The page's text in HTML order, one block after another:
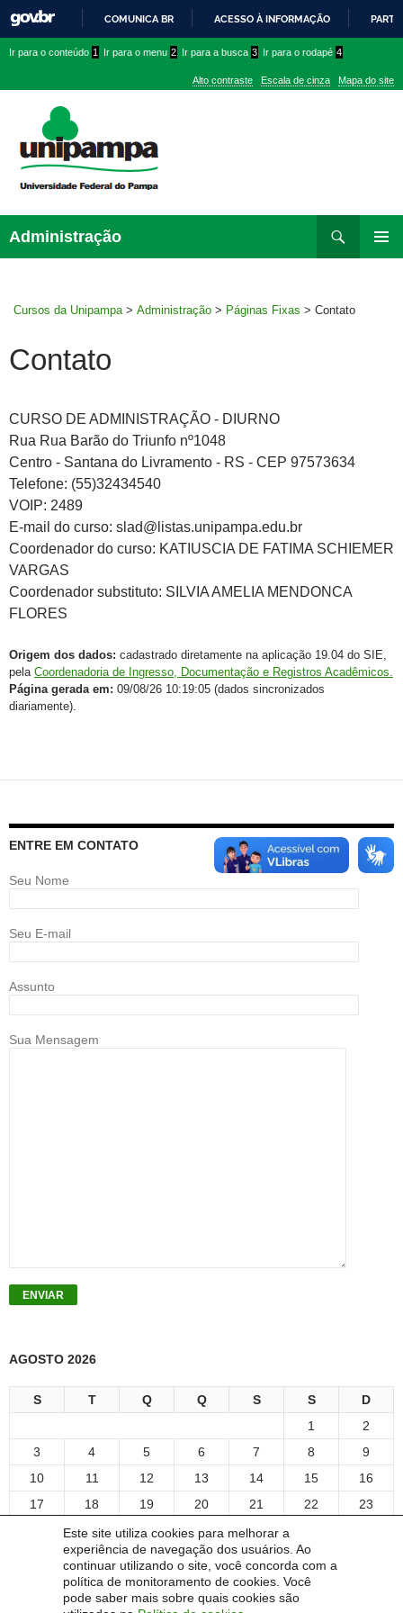
Este site utiliza cookies para melhorar a
experiência de navegação dos usuários. Ao
continuar utilizando o site, você concorda com a
política de monitoramento de cookies. Você
pode saber mais sobre quais cookies são
PARA
CONTEÚDO
COMUNICA BR ACESSO À INFORMAÇÃO
conteúdo
menu
superior
menu
Ir para o conteúdo 1 Ir para o menu 2 Ir para a busca 3 Ir para o rodapé 4
Alto contraste Escala de cinza Mapa do site
Administração
Cursos da Unipampa > Administração > Páginas Fixas > Contato
Contato
CURSO DE ADMINISTRAÇÃO - DIURNO
Rua Rua Barão do Triunfo nº1048
Centro - Santana do Livramento - RS - CEP 97573634
Telefone: (55)32434540
VOIP: 2489
E-mail do curso: slad@listas.unipampa.edu.br
Coordenador do curso: KATIUSCIA DE FATIMA SCHIEMER
VARGAS
Coordenador substituto: SILVIA AMELIA MENDONCA
FLORES
Origem dos dados: cadastrado diretamente na aplicação 19.04 do SIE,
pela Coordenadoria de Ingresso, Documentação e Registros Acadêmicos.
Página gerada em: 09/08/26 10:19:05 (dados sincronizados
diariamente).
ENTRE EM CONTATO
Seu Nome
Seu E-mail
Assunto
Sua Mensagem
AGOSTO 2026
S T Q Q S S
D
1
2
3
4 5 6 7 8
9
10
11 12 13 14 15
16
17
18 19 20 21 22
23
25 26 27 28